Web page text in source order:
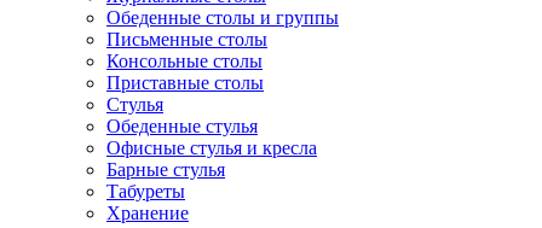
Обеденные столы и группы
Письменные столы
Консольные столы
Приставные столы
Стулья
Обеденные стулья
Офисные стулья и кресла
Барные стулья
Табуреты
Хранение